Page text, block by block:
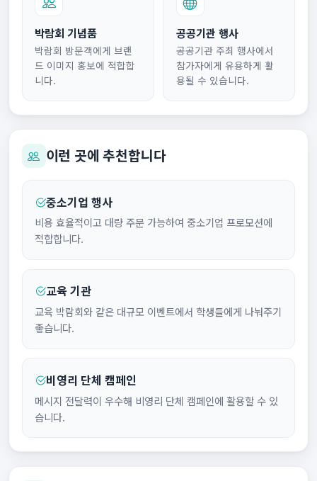
박람회 기념품
박람회 방문객에게 브랜
드 이미지 홍보에 적합합
니다.
공공기관 행사
공공기관 주최 행사에서
참가자에게 유용하게 활
용될 수 있습니다.
이런 곳에 추천합니다
중소기업 행사
비용 효율적이고 대량 주문 가능하여 중소기업 프로모션에
적합합니다.
교육 기관
교육 박람회와 같은 대규모 이벤트에서 학생들에게 나눠주기
좋습니다.
비영리 단체 캠페인
메시지 전달력이 우수해 비영리 단체 캠페인에 활용할 수 있
습니다.